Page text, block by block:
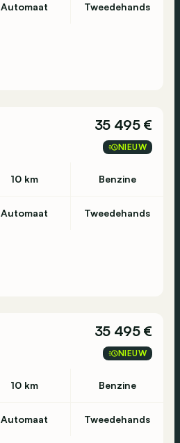
Automaat Tweedehands
35 495 €
NIEUW
10 km Benzine
Automaat Tweedehands
35 495 €
NIEUW
10 km Benzine
Automaat Tweedehands